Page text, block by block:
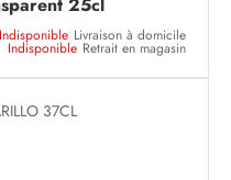
Indisponible Livraison à domicile
Indisponible Retrait en magasin